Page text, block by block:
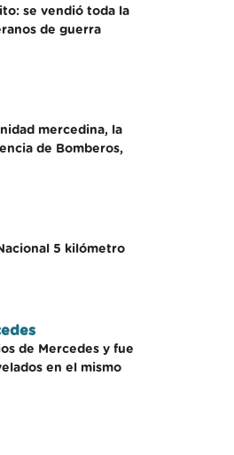
se vendió toda la
de guerra
mercedina, la
de Bomberos,
5 kilómetro
de Mercedes y fue
en el mismo